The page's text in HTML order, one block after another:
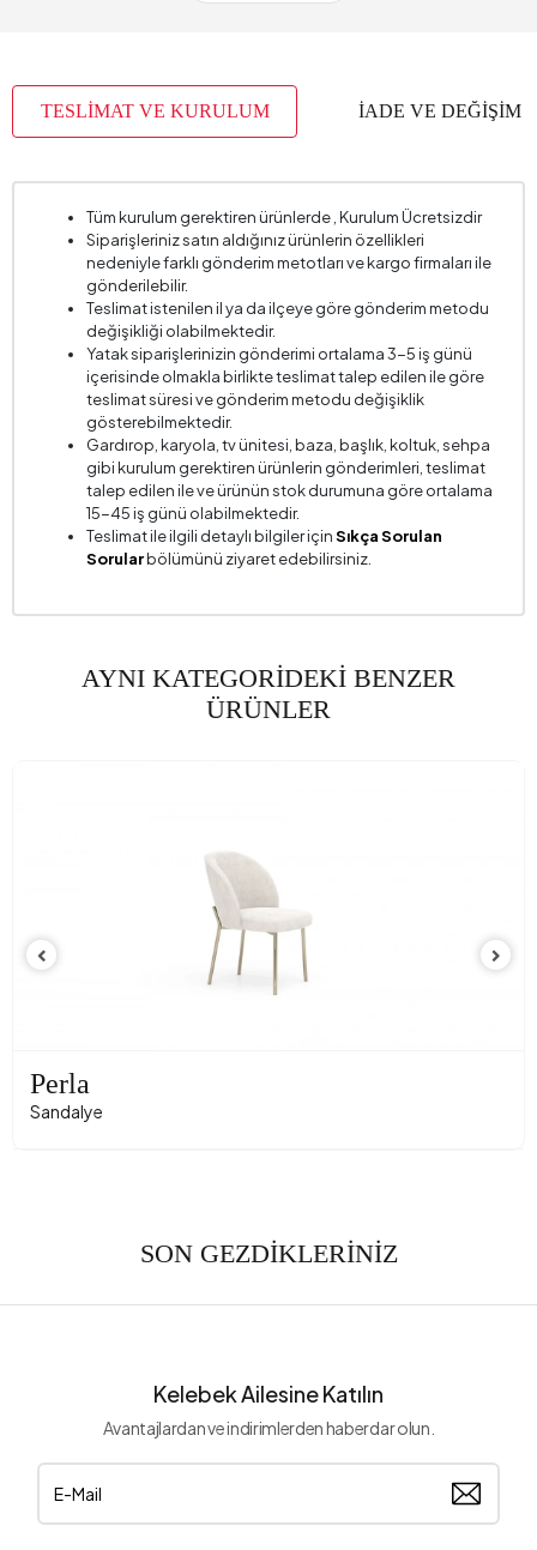
Oturma Konforu
Oturum Malzemesi 28 DNS
Kumaş Rengi
Ayak Malzeme-Renk
TESLİMAT VE KURULUM İADE VE DEĞİŞİM
Tüm kurulum gerektiren ürünlerde , Kurulum Ücretsizdir
Siparişleriniz satın aldığınız ürünlerin özellikleri
nedeniyle farklı gönderim metotları ve kargo firmaları ile
gönderilebilir.
Teslimat istenilen il ya da ilçeye göre gönderim metodu
değişikliği olabilmektedir.
Yatak siparişlerinizin gönderimi ortalama 3-5 iş günü
içerisinde olmakla birlikte teslimat talep edilen ile göre
teslimat süresi ve gönderim metodu değişiklik
gösterebilmektedir.
Gardırop, karyola, tv ünitesi, baza, başlık, koltuk, sehpa
gibi kurulum gerektiren ürünlerin gönderimleri, teslimat
talep edilen ile ve ürünün stok durumuna göre ortalama
15-45 iş günü olabilmektedir.
Teslimat ile ilgili detaylı bilgiler içinSıkça Sorulan
Sorularbölümünü ziyaret edebilirsiniz.
AYNI KATEGORİDEKİ BENZER
ÜRÜNLER
Perla
Sandalye
SON GEZDİKLERİNİZ
Kelebek Ailesine Katılın
Avantajlardan ve indirimlerden haberdar olun.